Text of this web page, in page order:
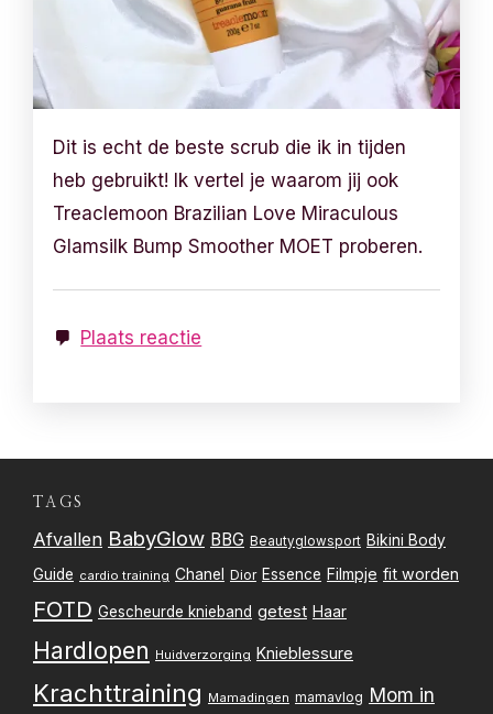
Dit is echt de beste scrub die ik in tijden
heb gebruikt! Ik vertel je waarom jij ook
Treaclemoon Brazilian Love Miraculous
Glamsilk Bump Smoother MOET proberen.
Plaats reactie
TAGS
Afvallen BabyGlow BBG Beautyglowsport Bikini Body
Guide cardio training Chanel Dior Essence Filmpje fit worden
FOTD Gescheurde knieband getest Haar
Hardlopen Huidverzorging Knieblessure
Krachttraining Mamadingen mamavlog Mom in